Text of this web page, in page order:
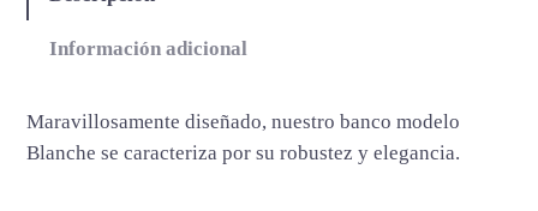
c
t
i
Información adicional
Maravillosamente diseñado, nuestro banco modelo
Blanche se caracteriza por su robustez y elegancia.